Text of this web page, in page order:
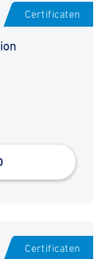
Certificaten
Certificaten